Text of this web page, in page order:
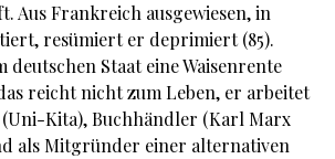
Aus Frankreich ausgewiesen, in
resümiert er deprimiert (85).
Staat eine Waisenrente
reicht nicht zum Leben, er arbeitet
Kita), Buchhändler (Karl Marx
als Mitgründer einer alternativen